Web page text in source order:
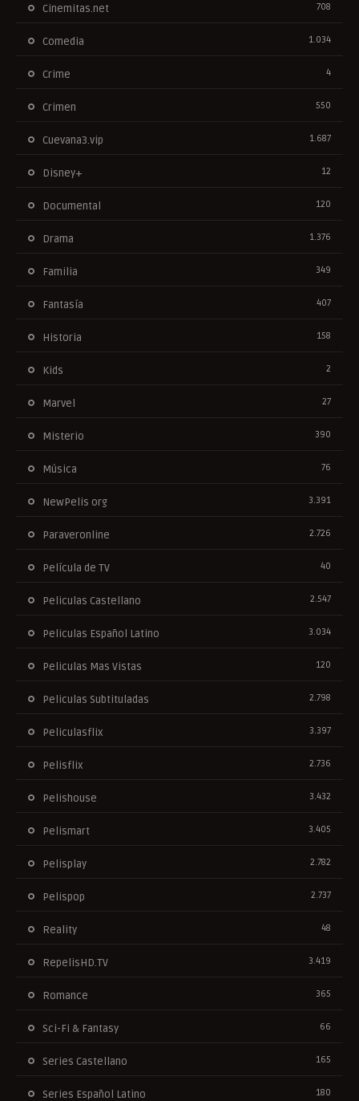
Cinemitas.net 708
Comedia 1.034
Crime 4
Crimen 550
Cuevana3.vip 1.687
Disney+ 12
Documental 120
Drama 1.376
Familia 349
Fantasía 407
Historia 158
Kids 2
Marvel 27
Misterio 390
Música 76
NewPelis org 3.391
Paraveronline 2.726
Película de TV 40
Peliculas Castellano 2.547
Peliculas Español Latino 3.034
Peliculas Mas Vistas 120
Peliculas Subtituladas 2.798
Peliculasflix 3.397
Pelisflix 2.736
Pelishouse 3.432
Pelismart 3.405
Pelisplay 2.782
Pelispop 2.737
Reality 48
RepelisHD.TV 3.419
Romance 365
Sci-Fi & Fantasy 66
Series Castellano 165
Series Español Latino 180